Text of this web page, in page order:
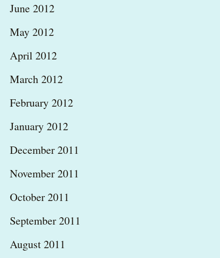
June 2012
May 2012
April 2012
March 2012
February 2012
January 2012
December 2011
November 2011
October 2011
September 2011
August 2011